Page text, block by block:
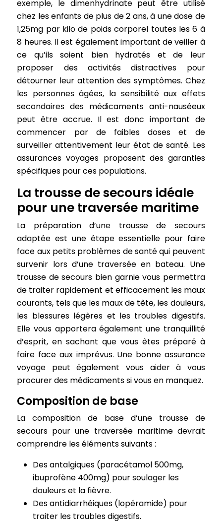
exemple, le dimenhydrinate peut être utilisé
chez les enfants de plus de 2 ans, à une dose de
1,25mg par kilo de poids corporel toutes les 6 à
8 heures. Il est également important de veiller à
ce qu’ils soient bien hydratés et de leur
proposer des activités distractives pour
détourner leur attention des symptômes. Chez
les personnes âgées, la sensibilité aux effets
secondaires des médicaments anti-nauséeux
peut être accrue. Il est donc important de
commencer par de faibles doses et de
surveiller attentivement leur état de santé. Les
assurances voyages proposent des garanties
spécifiques pour ces populations.
La trousse de secours idéale
pour une traversée maritime
La préparation d’une trousse de secours
adaptée est une étape essentielle pour faire
face aux petits problèmes de santé qui peuvent
survenir lors d’une traversée en bateau. Une
trousse de secours bien garnie vous permettra
de traiter rapidement et efficacement les maux
courants, tels que les maux de tête, les douleurs,
les blessures légères et les troubles digestifs.
Elle vous apportera également une tranquillité
d’esprit, en sachant que vous êtes préparé à
faire face aux imprévus. Une bonne assurance
voyage peut également vous aider à vous
procurer des médicaments si vous en manquez.
Composition de base
La composition de base d’une trousse de
secours pour une traversée maritime devrait
comprendre les éléments suivants :
Des antalgiques (paracétamol 500mg,
ibuprofène 400mg) pour soulager les
douleurs et la fièvre.
Des antidiarrhéiques (lopéramide) pour
traiter les troubles digestifs.